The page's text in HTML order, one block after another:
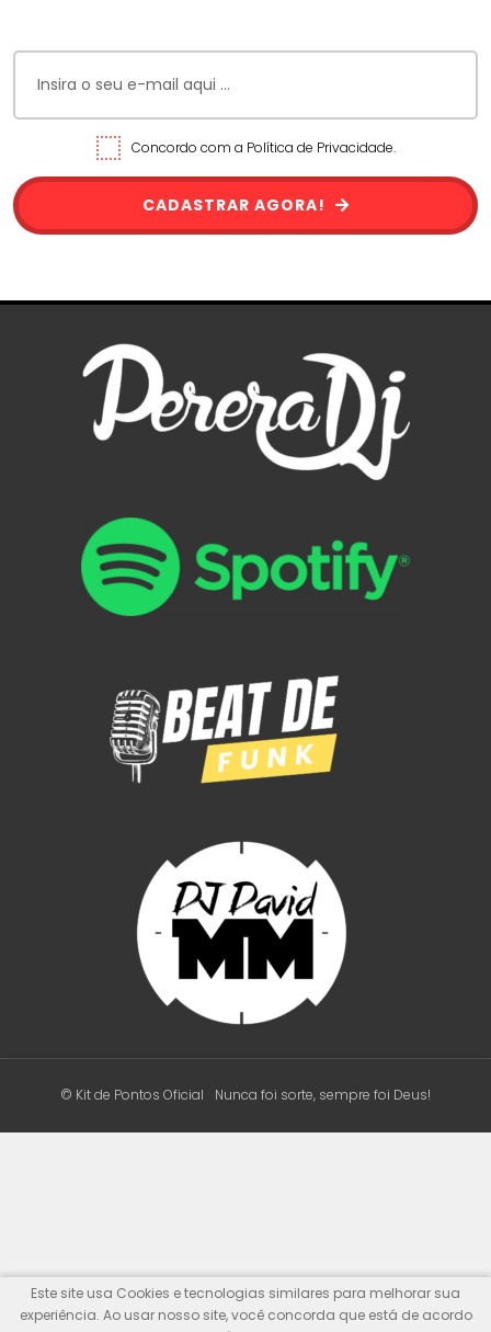
Concordo com a Política de Privacidade.
CADASTRAR AGORA!
© Kit de Pontos Oficial Nunca foi sorte, sempre foi Deus!
Este site usa Cookies e tecnologias similares para melhorar sua
experiência. Ao usar nosso site, você concorda que está de acordo